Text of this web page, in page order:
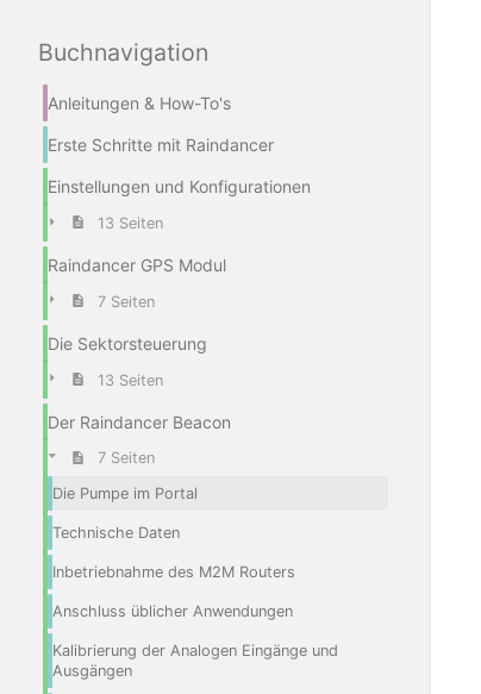
Buchnavigation
Anleitungen & How-To's
Erste Schritte mit Raindancer
Einstellungen und Konfigurationen
13 Seiten
Raindancer GPS Modul
7 Seiten
Die Sektorsteuerung
13 Seiten
Der Raindancer Beacon
7 Seiten
Die Pumpe im Portal
Technische Daten
Inbetriebnahme des M2M Routers
Anschluss üblicher Anwendungen
Kalibrierung der Analogen Eingänge und
Ausgängen